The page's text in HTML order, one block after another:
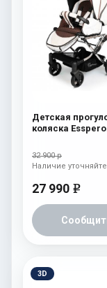
Детская
коляска Esspero
Brown
32 900 р
27 990 e
Наличие уточняйте
3D